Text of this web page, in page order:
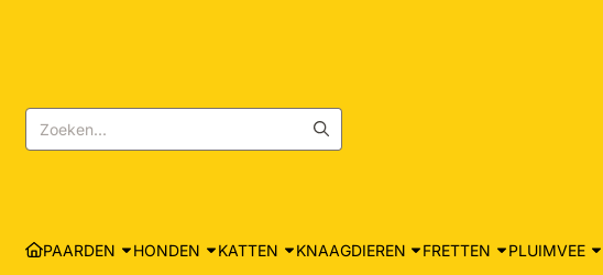
Zoeken
PAARDEN HONDEN KATTEN KNAAGDIEREN FRETTEN PLUIMVEE